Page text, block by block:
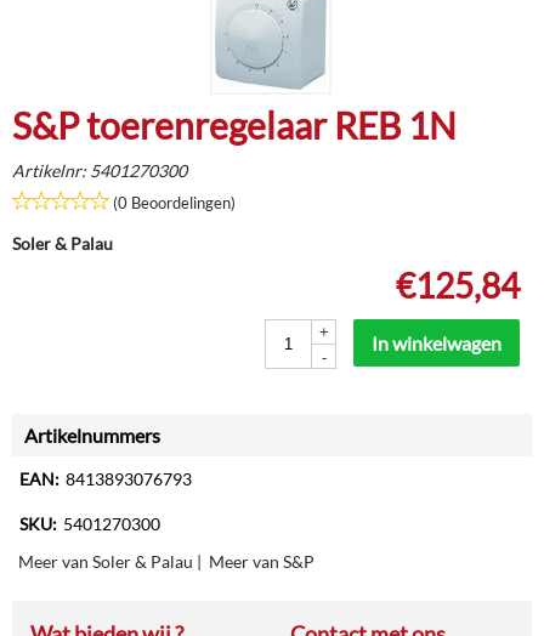
S&P toerenregelaar REB 1N
Artikelnr: 5401270300
(0 Beoordelingen)
Soler & Palau
€125,84
+
-
In winkelwagen
Artikelnummers
EAN: 8413893076793
SKU: 5401270300
Meer van Soler & Palau
Meer van S&P